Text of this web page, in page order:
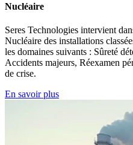
Nucléaire
Seres Technologies intervient
Nucléaire des installations
les domaines suivants : Sûreté
Accidents majeurs, Réexamen
de crise.
En savoir plus